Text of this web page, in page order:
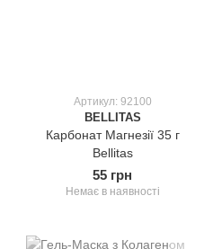
Артикул: 92100
BELLITAS
Карбонат Магнезії 35 г
Bellitas
55 грн
Немає в наявності